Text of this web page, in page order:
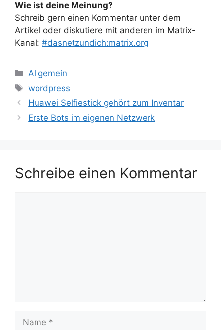
Wie ist deine Meinung?
Schreib gern einen Kommentar unter dem
Artikel oder diskutiere mit anderen im Matrix-
Kanal: #dasnetzundich:matrix.org
Kategorien
Allgemein
Schlagwörter
wordpress
Huawei Selfiestick gehört zum Inventar
Erste Bots im eigenen Netzwerk
Schreibe einen Kommentar
Name